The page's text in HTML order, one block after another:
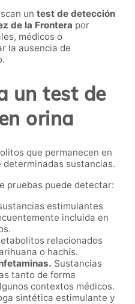
un test de detección
de la Frontera por
médicos o
la ausencia de
un test de
orina
que permanecen en
sustancias.
pruebas puede detectar:
estimulantes
incluida en
relacionados
o hachís.
Sustancias
tanto de forma
contextos médicos.
sintética estimulante y